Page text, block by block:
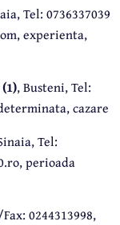
Tel: 0736337039
experienta,
, Busteni, Tel:
cazare
Tel:
perioada
0244313998,